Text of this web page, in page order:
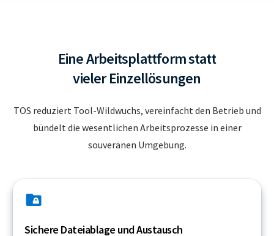
Eine Arbeitsplattform statt
vieler Einzellösungen
TOS reduziert Tool-Wildwuchs, vereinfacht den Betrieb und
bündelt die wesentlichen Arbeitsprozesse in einer
souveränen Umgebung.
Sichere Dateiablage und Austausch